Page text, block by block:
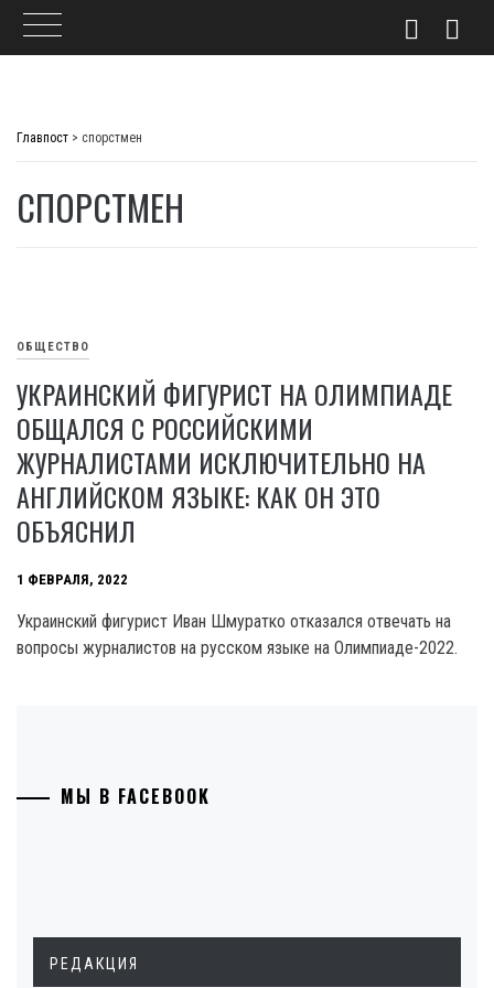
Главпост > спорстмен
СПОРСТМЕН
ОБЩЕСТВО
УКРАИНСКИЙ ФИГУРИСТ НА ОЛИМПИАДЕ
ОБЩАЛСЯ С РОССИЙСКИМИ
ЖУРНАЛИСТАМИ ИСКЛЮЧИТЕЛЬНО НА
АНГЛИЙСКОМ ЯЗЫКЕ: КАК ОН ЭТО
ОБЪЯСНИЛ
1 ФЕВРАЛЯ, 2022
Украинский фигурист Иван Шмуратко отказался отвечать на
вопросы журналистов на русском языке на Олимпиаде-2022.
МЫ В FACEBOOK
РЕДАКЦИЯ